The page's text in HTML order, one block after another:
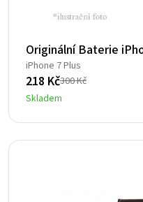
Originální Baterie
iPhone 7 Plus
300Kč
Původní
cena
byla:
300 Kč.
218 Kč
Aktuální
cena
je:
218 Kč.
Skladem